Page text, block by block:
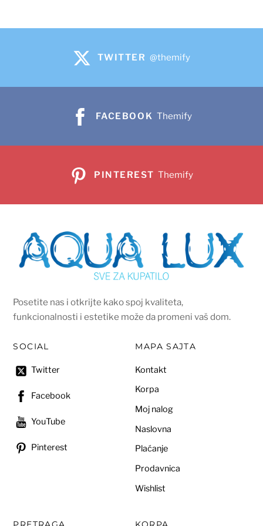
TWITTER @themify
FACEBOOK Themify
PINTEREST Themify
Posetite nas i otkrijte kako spoj kvaliteta,
funkcionalnosti i estetike može da promeni vaš dom.
SOCIAL
Twitter
Facebook
YouTube
Pinterest
MAPA SAJTA
Kontakt
Korpa
Moj nalog
Naslovna
Plaćanje
Prodavnica
Wishlist